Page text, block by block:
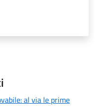
al via le prime